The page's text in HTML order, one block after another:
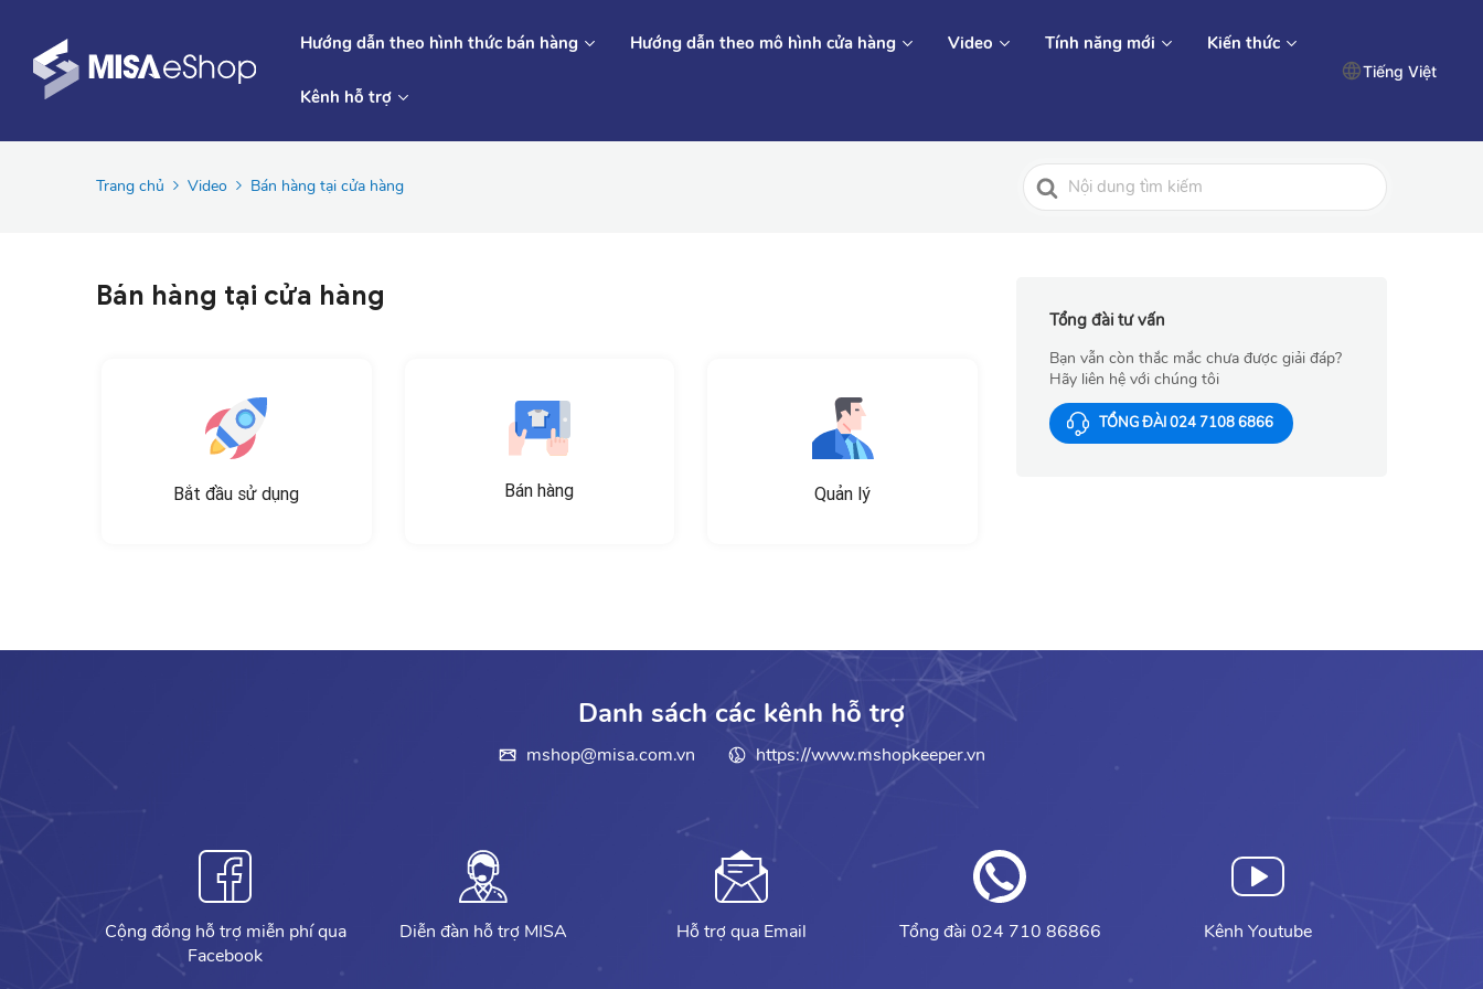
Hướng dẫn theo hình thức bán hàng Hướng dẫn theo mô hình cửa hàng Video Tính năng mới Kiến thức
Kênh hỗ trợ
Tiếng Việt
Trang chủ Video Bán hàng tại cửa hàng
Tìm
kiếm
Bán hàng tại cửa hàng
Bắt đầu sử dụng Bán hàng Quản lý
Tổng đài tư vấn
Bạn vẫn còn thắc mắc chưa được giải đáp?
Hãy liên hệ với chúng tôi
TỔNG ĐÀI 024 7108 6866
Danh sách các kênh hỗ trợ
mshop@misa.com.vn https://www.mshopkeeper.vn
Cộng đồng hỗ trợ miễn phí qua
Facebook
Diễn đàn hỗ trợ MISA Hỗ trợ qua Email Tổng đài 024 710 86866 Kênh Youtube